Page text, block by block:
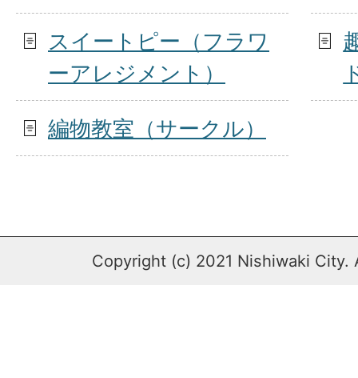
スイートピー（フラワ
ーアレジメント）
編物教室（サークル）
Copyright (c) 2021 Nishiwaki City.